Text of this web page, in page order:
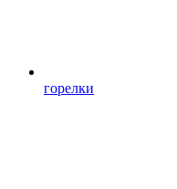
горелки